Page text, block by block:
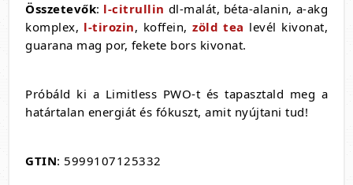
Összetevők: l-citrullin dl-malát, béta-alanin, a-akg
komplex, l-tirozin, koffein,zöld tea levél kivonat,
guarana mag por, fekete bors kivonat.
Próbáld ki a Limitless PWO-t és tapasztald meg a
határtalan energiát és fókuszt, amit nyújtani tud!
GTIN: 5999107125332